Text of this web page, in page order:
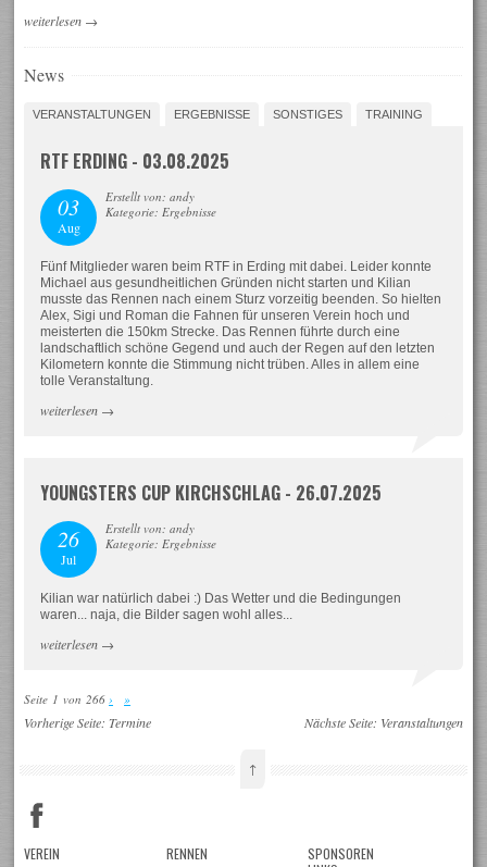
weiterlesen →
News
VERANSTALTUNGEN ERGEBNISSE SONSTIGES TRAINING
RTF ERDING - 03.08.2025
03
Aug
Erstellt von: andy
Kategorie: Ergebnisse
Fünf Mitglieder waren beim RTF in Erding mit dabei. Leider konnte
Michael aus gesundheitlichen Gründen nicht starten und Kilian
musste das Rennen nach einem Sturz vorzeitig beenden. So hielten
Alex, Sigi und Roman die Fahnen für unseren Verein hoch und
meisterten die 150km Strecke. Das Rennen führte durch eine
landschaftlich schöne Gegend und auch der Regen auf den letzten
Kilometern konnte die Stimmung nicht trüben. Alles in allem eine
tolle Veranstaltung.
weiterlesen →
YOUNGSTERS CUP KIRCHSCHLAG - 26.07.2025
26
Jul
Erstellt von: andy
Kategorie: Ergebnisse
Kilian war natürlich dabei :) Das Wetter und die Bedingungen
waren... naja, die Bilder sagen wohl alles...
weiterlesen →
Seite 1 von 266 › »
Vorherige Seite:Termine Nächste Seite: Veranstaltungen
↑
VEREIN RENNEN
SPONSOREN